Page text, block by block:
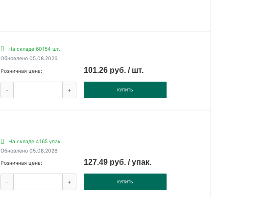
На складе 60154 шт.
Обновлено 05.08.2026
Розничная цена:
101.26 руб. / шт.
- + КУПИТЬ
На складе 4165 упак.
Обновлено 05.08.2026
Розничная цена:
127.49 руб. / упак.
- + КУПИТЬ